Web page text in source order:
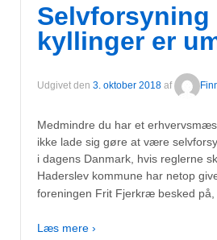
Selvforsyning
kyllinger er
Udgivet den 3. oktober 2018 af
Medmindre du har et
ikke lade sig gøre at være
i dagens Danmark, hvis reglerne
Haderslev kommune har netop
foreningen Frit Fjerkræ besked
Læs mere ›